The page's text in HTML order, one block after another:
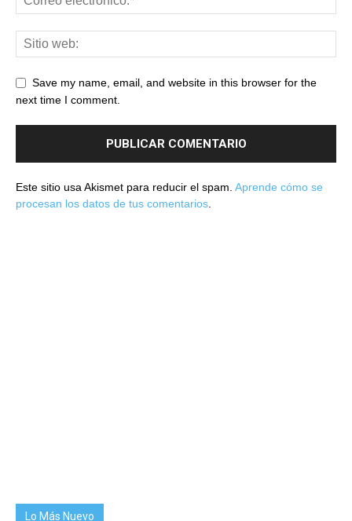
Save my name, email, and website in this browser for the
next time I comment.
Este sitio usa Akismet para reducir el spam. Aprende cómo se
procesan los datos de tus comentarios
Lo Más Nuevo